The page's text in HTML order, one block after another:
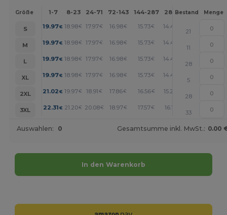
Größe 1-7 8-23 24-71 72-143 144-287 288 + Mehr
Bestand Menge
S 19.97€ 18.98€ 17.97€ 16.98€ 15.73€ 14.48
21
M
19.97€ 18.98€ 17.97€ 16.98€ 15.73€ 14.48
11
L
19.97€ 18.98€ 17.97€ 16.98€ 15.73€ 14.48 +
28
XL
19.97€ 18.98€ 17.97€ 16.98€ 15.73€ 14.48
5
2XL
21.02 € 19.97€ 18.91€ 17.86€ 16.56€ 15.24 +
28
3XL
22.31€ 21.20€ 20.08€ 18.97€ 17.57€ 16.18
33
Auswahlen: 0 Gesamtsumme inkl. MwSt.: 0.00
In den Warenkorb